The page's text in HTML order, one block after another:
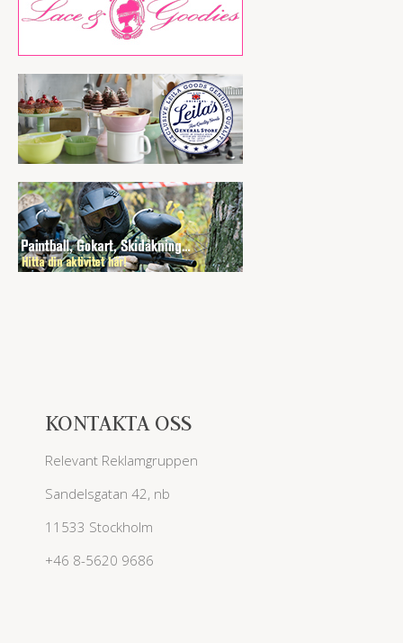
KONTAKTA OSS
Relevant Reklamgruppen
Sandelsgatan 42, nb
11533 Stockholm
+46 8-5620 9686